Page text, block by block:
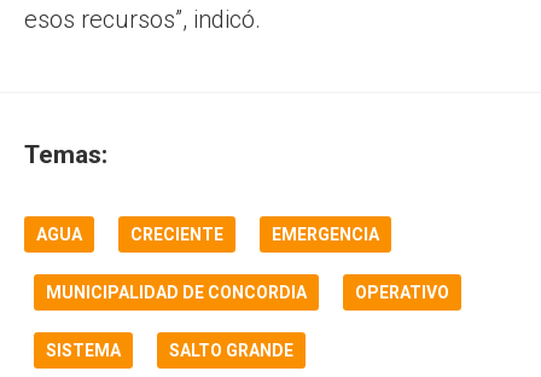
esos recursos”, indicó.
Temas:
AGUA CRECIENTE EMERGENCIA
MUNICIPALIDAD DE CONCORDIA OPERATIVO
SISTEMA SALTO GRANDE